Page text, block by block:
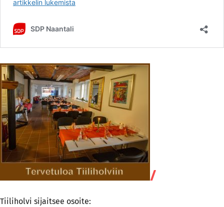
/
Tiiliholvi sijaitsee osoite: